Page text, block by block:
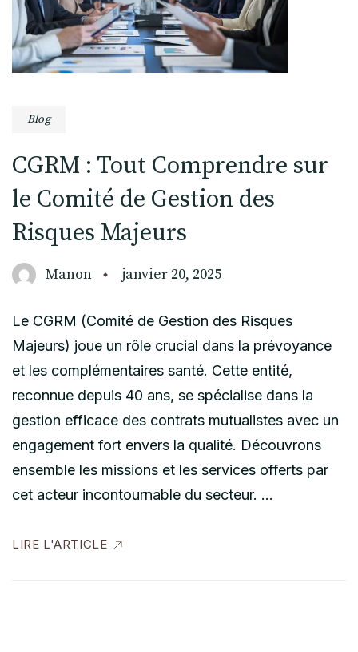
Blog
CGRM : Tout Comprendre sur
le Comité de Gestion des
Risques Majeurs
Manon janvier 20, 2025
Le CGRM (Comité de Gestion des Risques
Majeurs) joue un rôle crucial dans la prévoyance
et les complémentaires santé. Cette entité,
reconnue depuis 40 ans, se spécialise dans la
gestion efficace des contrats mutualistes avec un
engagement fort envers la qualité. Découvrons
ensemble les missions et les services offerts par
cet acteur incontournable du secteur. …
LIRE L'ARTICLE